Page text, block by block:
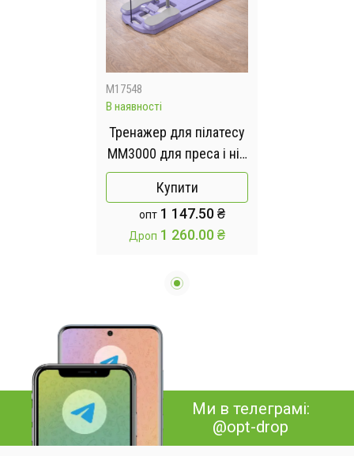
M17548
В наявності
Тренажер для пілатесу
MM3000 для преса і ніг,
з гумками Синій
Купити
опт 1 147.50 ₴
Дроп 1 260.00 ₴
Ми в телеграмі:
@opt-drop